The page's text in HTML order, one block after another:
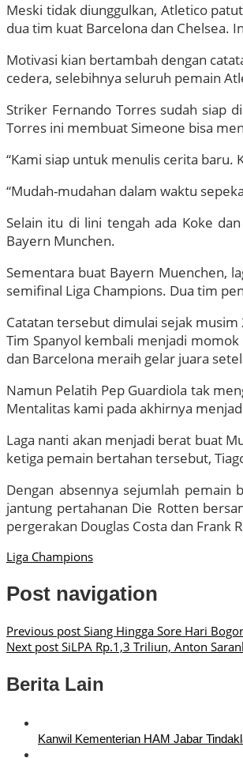
Meski tidak diunggulkan, Atletico
dua tim kuat Barcelona dan Chelsea.
Motivasi kian bertambah dengan
cedera, selebihnya seluruh pemain
Striker Fernando Torres sudah siap
Torres ini membuat Simeone bisa
“Kami siap untuk menulis cerita baru.
“Mudah-mudahan dalam waktu
Selain itu di lini tengah ada Koke
Bayern Munchen.
Sementara buat Bayern Muenchen,
semifinal Liga Champions. Dua tim
Catatan tersebut dimulai sejak
Tim Spanyol kembali menjadi
dan Barcelona meraih gelar juara
Namun Pelatih Pep Guardiola tak
Mentalitas kami pada akhirnya
Laga nanti akan menjadi berat buat
ketiga pemain bertahan tersebut,
Dengan absennya sejumlah pemain
jantung pertahanan Die Rotten
pergerakan Douglas Costa dan Frank
Liga Champions
Post navigation
Previous post Siang Hingga Sore Hari
Next post SiLPA Rp.1,3 Triliun, Anton
Berita Lain
Kanwil Kementerian HAM Jabar